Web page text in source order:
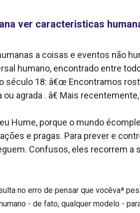
ver caracteri­sticas
a coisas e eventos não
humano, encontrado entre
século 18: â€œ Encontramos
agrada . â€ Mais
Hume, porque o mundo
e pragas. Para prever e
Confusos, eles recorrem a
no erro de pensar que vocêvaª
- de fato, qualquer modelo -